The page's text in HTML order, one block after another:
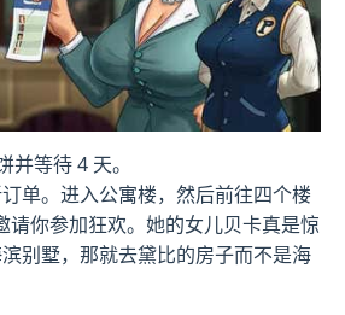
并等待 4 天。
单。进入公寓楼，然后前往四个楼
请你参加狂欢。她的女儿贝卡真是惊
别墅，那就去黛比的房子而不是海